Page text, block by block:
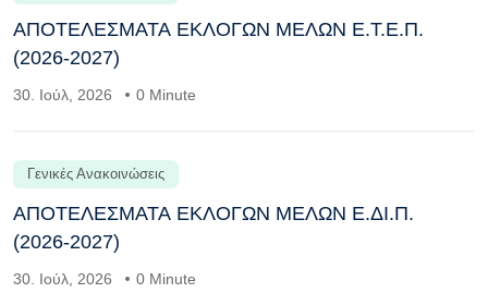
ΑΠΟΤΕΛΕΣΜΑΤΑ ΕΚΛΟΓΩΝ ΜΕΛΩΝ Ε.Τ.Ε.Π.
(2026-2027)
30. Ιούλ, 2026 0 Minute
Γενικές Ανακοινώσεις
ΑΠΟΤΕΛΕΣΜΑΤΑ ΕΚΛΟΓΩΝ ΜΕΛΩΝ Ε.ΔΙ.Π.
(2026-2027)
30. Ιούλ, 2026 0 Minute